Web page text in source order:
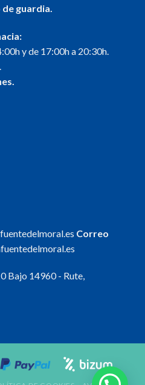
guardia.
y de 17:00h a 20:30h.
Correo
Bajo 14960 - Rute,